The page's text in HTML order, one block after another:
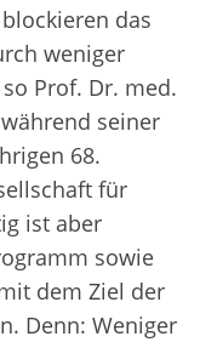
das
weniger
Prof. Dr. med.
seiner
68.
für
ist aber
sowie
dem Ziel der
Denn: Weniger